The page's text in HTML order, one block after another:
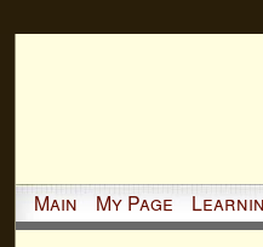
Main My Page